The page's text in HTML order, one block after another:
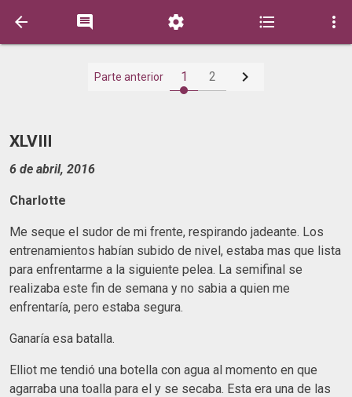
    
Parte anterior 1 2 
XLVIII
6 de abril, 2016
Charlotte
Me seque el sudor de mi frente, respirando jadeante. Los
entrenamientos habían subido de nivel, estaba mas que lista
para enfrentarme a la siguiente pelea. La semifinal se
realizaba este fin de semana y no sabia a quien me
enfrentaría, pero estaba segura.
Ganaría esa batalla.
Elliot me tendió una botella con agua al momento en que
agarraba una toalla para el y se secaba. Esta era una de las